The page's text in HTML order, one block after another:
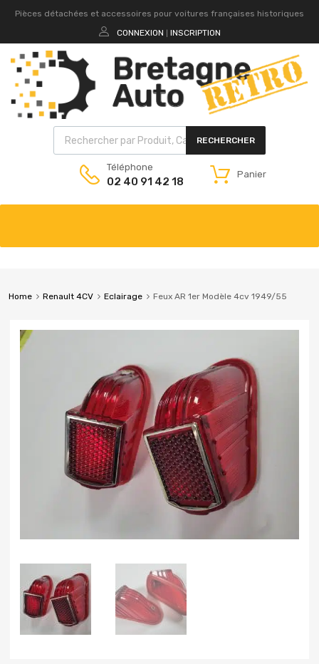
Pièces détachées et accessoires pour voitures françaises historiques
CONNEXION
INSCRIPTION
RECHERCHER
Téléphone
02 40 91 42 18
Panier
Home Renault 4CV Eclairage Feux AR 1er Modèle 4cv 1949/55